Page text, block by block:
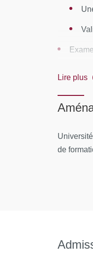
À
Lire plus
de